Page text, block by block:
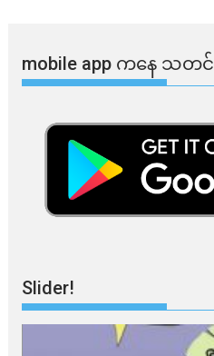
mobile app ​​ကနေ ​​သတင်
Slider!